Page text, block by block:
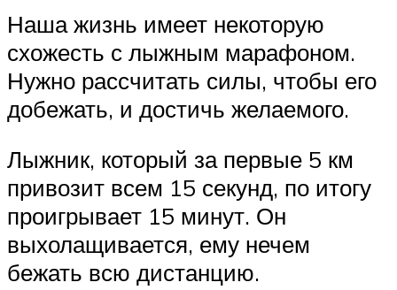
Наша жизнь имеет некоторую
схожесть с лыжным марафоном.
Нужно рассчитать силы, чтобы его
добежать, и достичь желаемого.
Лыжник, который за первые 5 км
привозит всем 15 секунд, по итогу
проигрывает 15 минут. Он
выхолащивается, ему нечем
бежать всю дистанцию.